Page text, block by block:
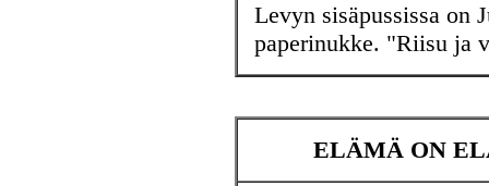
Levyn sisäpussissa on
paperinukke. "Riisu ja
ELÄMÄ ON